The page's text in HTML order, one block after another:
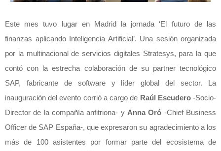
Este mes tuvo lugar en Madrid la jornada ‘El futuro de las
finanzas aplicando Inteligencia Artificial’. Una sesión organizada
por la multinacional de servicios digitales Stratesys, para la que
contó con la estrecha colaboración de su partner tecnológico
SAP, fabricante de software y líder global del sector. La
inauguración del evento corrió a cargo de Raúl Escudero-Socio-
Director de la compañía anfitriona- y Anna Oró -Chief Business
Officer de SAP España-, que expresaron su agradecimiento a los
más de 100 asistentes por formar parte del ecosistema de